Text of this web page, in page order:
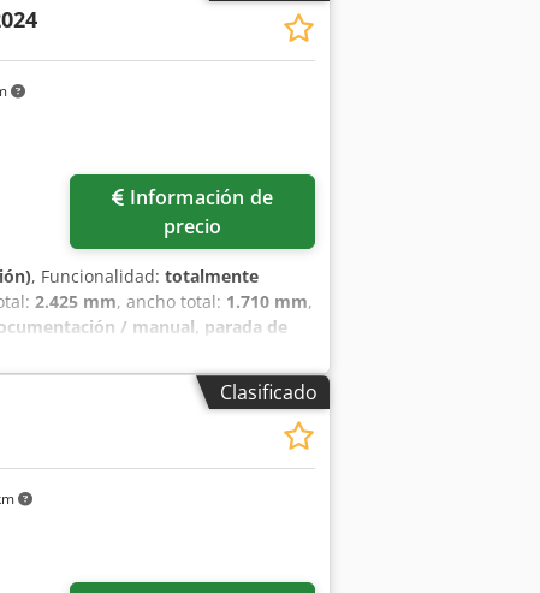
la productividad.
hasta 150 t/h para máxima
de materiales precisa - Estructura
hasta 3 m de ancho de cuchara
mínimo requerido Datos
de alimentación: 2,46 m -
2 × 1,5 kW (400 V) - Ancho
precio
, Funcionalidad: totalmente
2.425 mm, ancho total: 1.710 mm,
/ manual, parada de
de tambor móvil de ASCO®Screen:
permite un transporte sencillo y una
o mediante excavadora y cinta
sin esfuerzo. Los materiales
tamaño se expulsa por una
Descubra con la ASCO®Screen SD
sus requerimientos
- Sentido de giro del tambor
- Soluciones específicas para el
de cribado ajustable
Clasificado